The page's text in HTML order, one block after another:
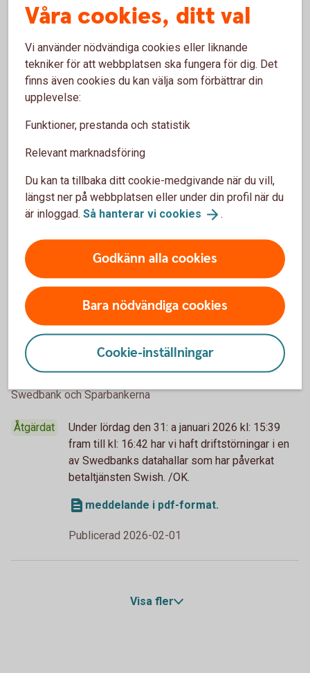
2026-02-23
Driftstörning i tjänsten (SAK, KRF) (2026-
02-19) /OK
har vi haft driftstörning i tjänsten (SAK, KRF)
och felaktiga uppgifter om kundernas privatlån
har levererats till UC. /OK.
Publicerad 2026-02-24
2026-01-31
Driftstörning i betaltjänsten Swish (2026-
01-31) /OK.
Swedbank och Sparbankerna
Åtgärdat
Under lördag den 31: a januari 2026 kl: 15:39
fram till kl: 16:42 har vi haft driftstörningar i en
av Swedbanks datahallar som har påverkat
betaltjänsten Swish. /OK.
meddelande i pdf-format.
Publicerad 2026-02-01
Visa fler
Våra cookies, ditt val
Vi använder nödvändiga cookies eller liknande
tekniker för att webbplatsen ska fungera för dig. Det
finns även cookies du kan välja som förbättrar din
upplevelse:
Funktioner, prestanda och statistik
Relevant marknadsföring
Du kan ta tillbaka ditt cookie-medgivande när du vill,
längst ner på webbplatsen eller under din profil när du
är inloggad. Så hanterar vi cookies .
Godkänn alla cookies
Bara nödvändiga cookies
Cookie-inställningar